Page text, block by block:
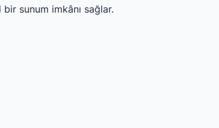
sunum imkânı sağlar.